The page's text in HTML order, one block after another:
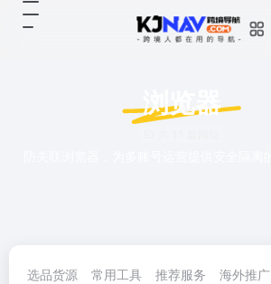
浏览器
选品货源 常用工具 推荐服务 海外推广